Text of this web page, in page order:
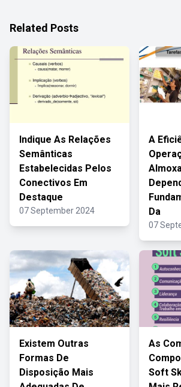
Related Posts
Indique As Relações
Semânticas
Estabelecidas Pelos
Conectivos Em
Destaque
07 September 2024
A
Da
07
Existem Outras
Formas De
Disposição Mais
As
Soft